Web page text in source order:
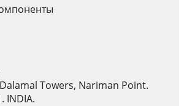
Towers, Nariman Point.
INDIA.